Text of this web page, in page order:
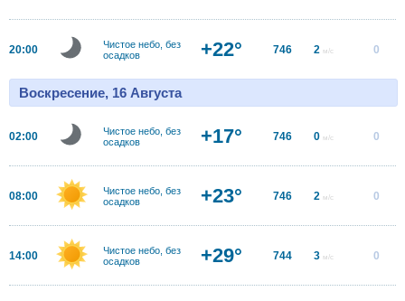
20:00
Чистое небо, без
осадков
+22° 746 2 м/с 0
Воскресение, 16 Августа
02:00
Чистое небо, без
осадков
+17° 746 0 м/с 0
08:00
Чистое небо, без
осадков
+23° 746 2 м/с 0
14:00
Чистое небо, без
осадков
+29° 744 3 м/с 0